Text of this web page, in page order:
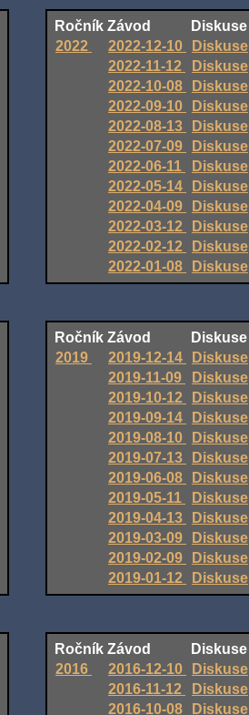
Ročník Závod
Diskuse
2022
2022-12-10
Diskuse
2022-11-12
Diskuse
2022-10-08
Diskuse
2022-09-10
Diskuse
2022-08-13
Diskuse
2022-07-09
Diskuse
2022-06-11
Diskuse
2022-05-14
Diskuse
2022-04-09
Diskuse
2022-03-12
Diskuse
2022-02-12
Diskuse
2022-01-08
Diskuse
Ročník Závod
Diskuse
2019
2019-12-14
Diskuse
2019-11-09
Diskuse
2019-10-12
Diskuse
2019-09-14
Diskuse
2019-08-10
Diskuse
2019-07-13
Diskuse
2019-06-08
Diskuse
2019-05-11
Diskuse
2019-04-13
Diskuse
2019-03-09
Diskuse
2019-02-09
Diskuse
2019-01-12
Diskuse
Ročník Závod
Diskuse
2016
2016-12-10
Diskuse
2016-11-12
Diskuse
2016-10-08
Diskuse